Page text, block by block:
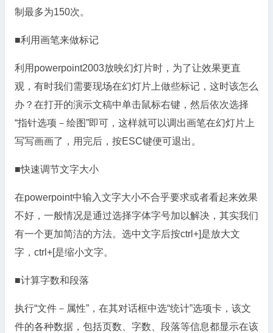
制最多为150次。
■利用画笔来做标记
利用powerpoint2003放映幻灯片时，为了让效果更直
观，有时我们需要现场在幻灯片上做些标记，这时该怎么
办？在打开的演示文稿中单击鼠标右键，然后依次选择
“指针选项－绘图”即可，这样就可以调出画笔在幻灯片上
写写画画了，用完后，按ESC键便可退出。
■快速调节文字大小
在powerpoint中输入文字大小不合乎要求或者看起来效果
不好，一般情况是通过选择字体字号加以解决，其实我们
有一个更加简洁的方法。选中文字后按ctrl+]是放大文
字，ctrl+[是缩小文字。
■计算字数和段落
执行“文件－属性”，在其对话框中选“统计”选项卡，该文
件的各种数据，包括页数、字数、段落等信息都显示在该